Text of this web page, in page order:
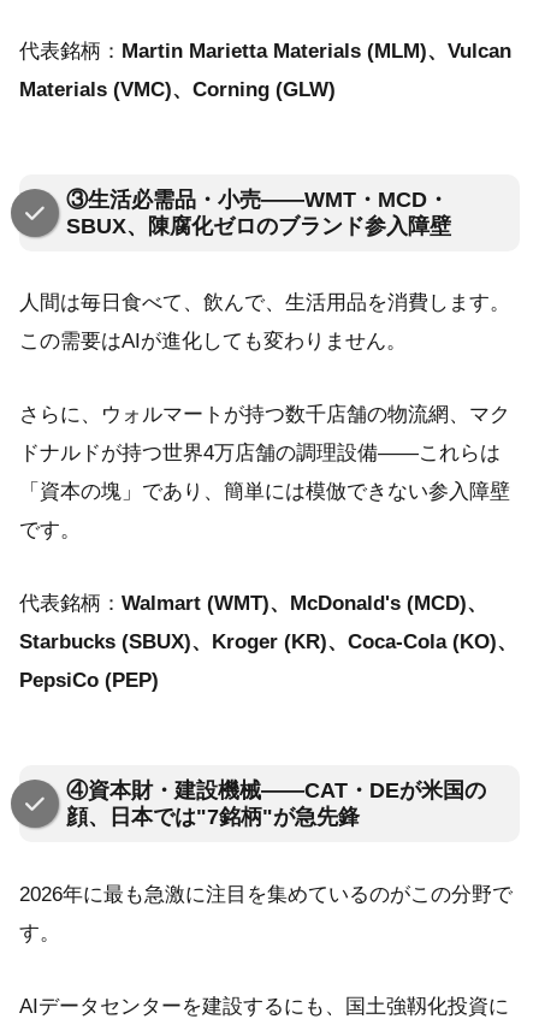
代表銘柄： Martin Marietta Materials (MLM)、Vulcan
Materials (VMC)、Corning (GLW)
③生活必需品・小売——WMT・MCD・
SBUX、陳腐化ゼロのブランド参入障壁
人間は毎日食べて、飲んで、生活用品を消費します。
この需要はAIが進化しても変わりません。
さらに、ウォルマートが持つ数千店舗の物流網、マク
ドナルドが持つ世界4万店舗の調理設備——これらは
「資本の塊」であり、簡単には模倣できない参入障壁
です。
代表銘柄： Walmart (WMT)、McDonald's (MCD)、
Starbucks (SBUX)、Kroger (KR)、Coca-Cola (KO)、
PepsiCo (PEP)
④資本財・建設機械——CAT・DEが米国の
顔、日本では"7銘柄"が急先鋒
2026年に最も急激に注目を集めているのがこの分野で
す。
AIデータセンターを建設するにも、国土強靱化投資に